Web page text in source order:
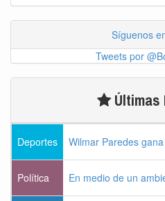
Síguenos
Tweets por
Últimas
Deportes Wilmar Paredes
Política En medio de un